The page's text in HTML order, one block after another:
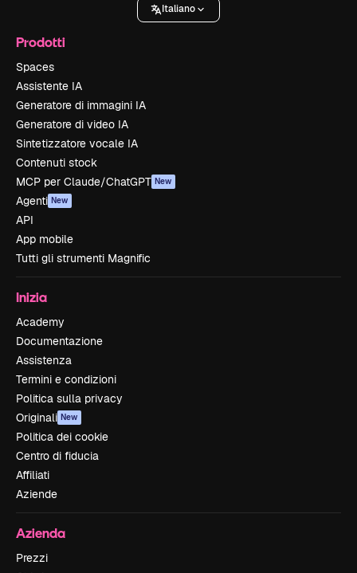
Italiano
Prodotti
Spaces
Assistente IA
Generatore di immagini IA
Generatore di video IA
Sintetizzatore vocale IA
Contenuti stock
MCP per Claude/ChatGPT New
Agenti New
API
App mobile
Tutti gli strumenti Magnific
Inizia
Academy
Documentazione
Assistenza
Termini e condizioni
Politica sulla privacy
Originali New
Politica dei cookie
Centro di fiducia
Affiliati
Aziende
Azienda
Prezzi